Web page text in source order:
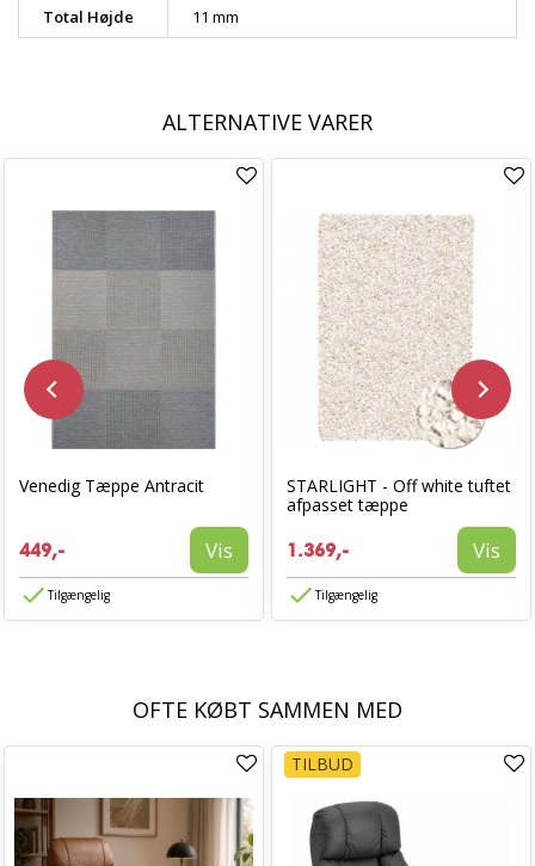
Total Højde 11 mm
ALTERNATIVE VARER
Venedig Tæppe Antracit
449,- Vis
Tilgængelig
STARLIGHT - Off white tuftet
afpasset tæppe
1.369,- Vis
Tilgængelig
OFTE KØBT SAMMEN MED
TILBUD